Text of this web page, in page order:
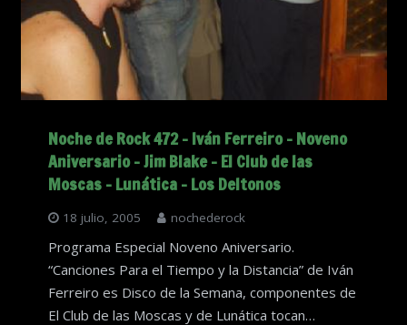
Noche de Rock 472 – Iván Ferreiro – Noveno
Aniversario – Jim Blake – El Club de las
Moscas – Lunática – Los Deltonos
18 julio, 2005 nochederock
Programa Especial Noveno Aniversario.
“Canciones Para el Tiempo y la Distancia” de Iván
Ferreiro es Disco de la Semana, componentes de
El Club de las Moscas y de Lunática tocan…